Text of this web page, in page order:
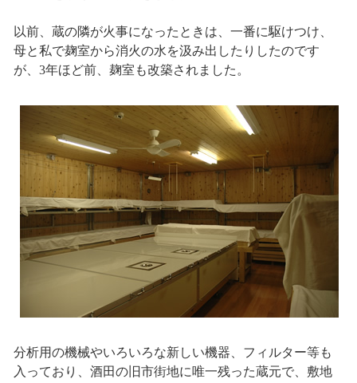
以前、蔵の隣が火事になったときは、一番に駆けつけ、
母と私で麹室から消火の水を汲み出したりしたのです
が、3年ほど前、麹室も改築されました。
分析用の機械やいろいろな新しい機器、フィルター等も
入っており、酒田の旧市街地に唯一残った蔵元で、敷地